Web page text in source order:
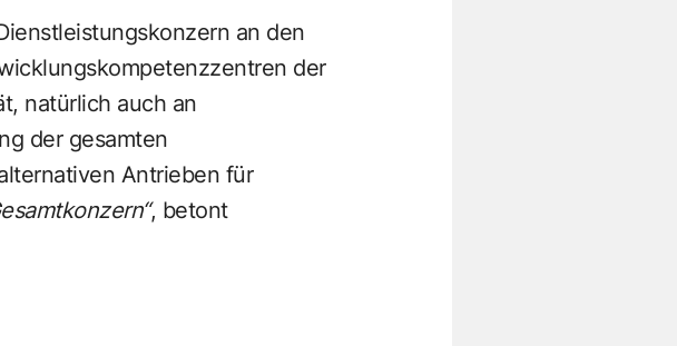
an den
der
natürlich auch an
der gesamten
Antrieben für
, betont